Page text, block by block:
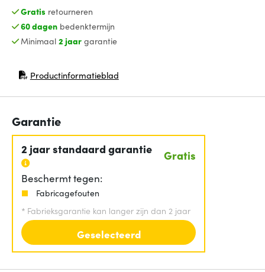
Gratis retourneren
60 dagenbedenktermijn
Minimaal 2 jaargarantie
Productinformatieblad
(opent in nieuw venster)
Garantie
2 jaar standaard garantie Gratis
Beschermt tegen:
Fabricagefouten
* Fabrieksgarantie kan langer zijn dan 2 jaar
Geselecteerd